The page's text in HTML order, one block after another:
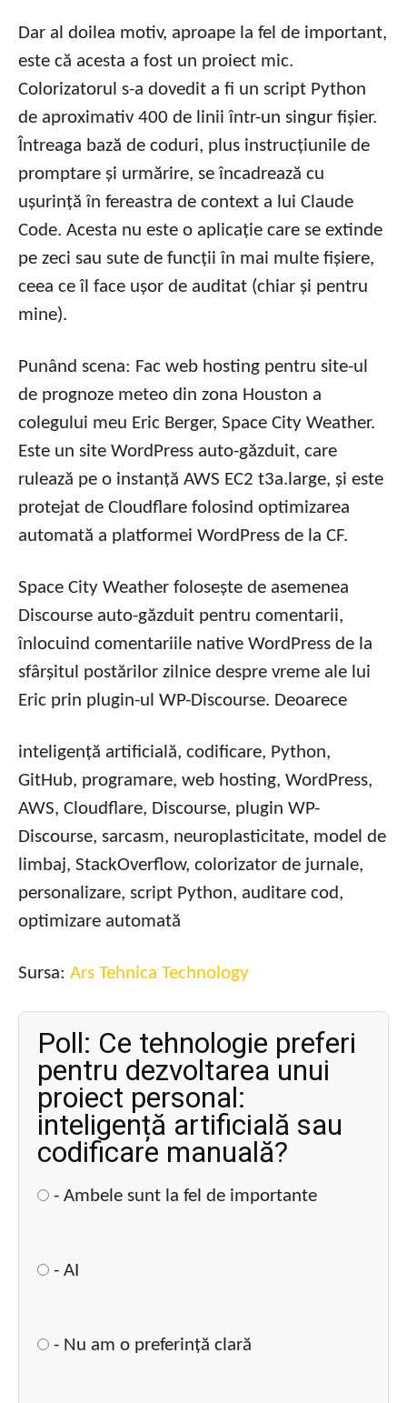
Dar al doilea motiv, aproape la fel de important,
este că acesta a fost un proiect mic.
Colorizatorul s-a dovedit a fi un script Python
de aproximativ 400 de linii într-un singur fișier.
Întreaga bază de coduri, plus instrucțiunile de
promptare și urmărire, se încadrează cu
ușurință în fereastra de context a lui Claude
Code. Acesta nu este o aplicație care se extinde
pe zeci sau sute de funcții în mai multe fișiere,
ceea ce îl face ușor de auditat (chiar și pentru
mine).
Punând scena: Fac web hosting pentru site-ul
de prognoze meteo din zona Houston a
colegului meu Eric Berger, Space City Weather.
Este un site WordPress auto-găzduit, care
rulează pe o instanță AWS EC2 t3a.large, și este
protejat de Cloudflare folosind optimizarea
automată a platformei WordPress de la CF.
Space City Weather folosește de asemenea
Discourse auto-găzduit pentru comentarii,
înlocuind comentariile native WordPress de la
sfârșitul postărilor zilnice despre vreme ale lui
Eric prin plugin-ul WP-Discourse. Deoarece
inteligență artificială, codificare, Python,
GitHub, programare, web hosting, WordPress,
AWS, Cloudflare, Discourse, plugin WP-
Discourse, sarcasm, neuroplasticitate, model de
limbaj, StackOverflow, colorizator de jurnale,
personalizare, script Python, auditare cod,
optimizare automată
Sursa: Ars Tehnica Technology
Poll: Ce tehnologie preferi
pentru dezvoltarea unui
proiect personal:
inteligență artificială sau
codificare manuală?
- Ambele sunt la fel de importante
- AI
- Nu am o preferință clară